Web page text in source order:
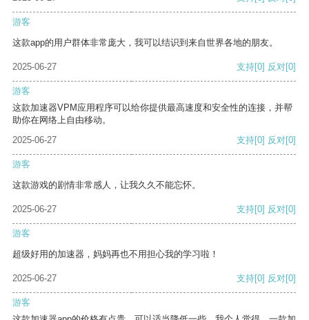
游客
这款app的用户群体非常庞大，我可以结识到来自世界各地的朋友。
2025-06-27 支持[0] 反对[0]
游客
这款加速器VPM应用程序可以给你提供最高速度和安全性的连接，并帮
助你在网络上自由移动。
2025-06-27
支持[0] 反对[0]
游客
这款游戏的剧情非常感人，让我久久不能忘怀。
2025-06-27 支持[0] 反对[0]
游客
超级好用的加速器，妈妈再也不用担心我的学习啦！
2025-06-27 支持[0] 反对[0]
游客